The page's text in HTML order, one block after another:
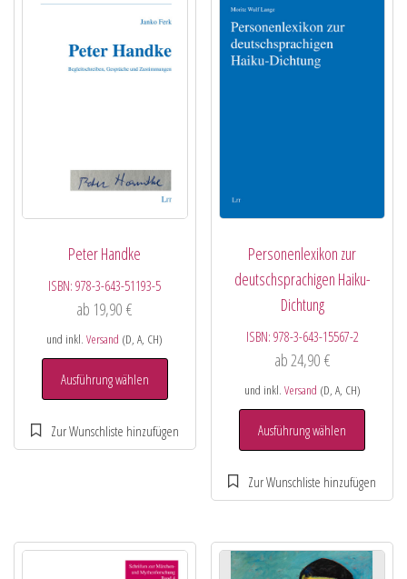
Peter Handke
ISBN:978-3-643-51193-5
ab 19,90€
und inkl.Versand (D, A, CH)
Ausführung wählen
Personenlexikon zur
deutschsprachigen Haiku-
Dichtung
ISBN: 978-3-643-15567-2
ab24,90 €
und inkl. Versand (D, A, CH)
Ausführung wählen